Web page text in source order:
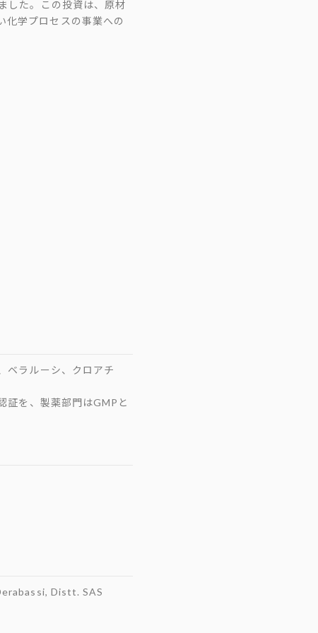
した。この投資は、原材
化学プロセスの事業への
ベラルーシ、クロアチ
を、製薬部門はGMPと
Distt. SAS